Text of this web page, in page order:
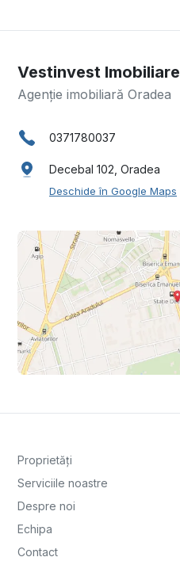
Vestinvest Imobiliare
Agenție imobiliară Oradea
0371780037
Decebal 102, Oradea
Deschide în Google Maps
Proprietăți
Serviciile noastre
Despre noi
Echipa
Contact